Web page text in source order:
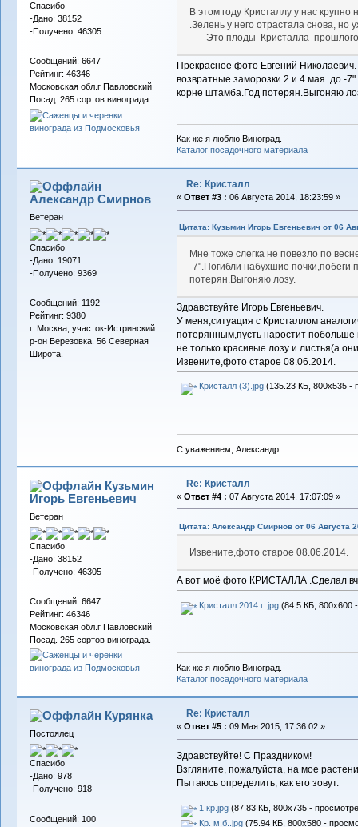
Спасибо
-Дано: 38152
-Получено: 46305
Сообщений: 6647
Рейтинг: 46346
Московская обл.г Павловский
Посад. 265 сортов винограда.
В этом году Кристаллу у нас
.Зелень у него отрастала снова, но
Это плоды Кристалла прошлого
Прекрасное фото Евгений
возвратные заморозки 2 и 4 мая. до -
корне штамба.Год потерян.Выгоняю
Как же я люблю Виноград.
Каталог посадочного материала
Александр Смирнов
Ветеран
Спасибо
-Дано: 19071
-Получено: 9369
Сообщений: 1192
Рейтинг: 9380
г. Москва, участок-Истринский
р-он Березовка. 56 Северная
Широта.
Re: Кристалл
« Ответ #3 : 06 Августа 2014, 18:23:59 »
Цитата: Кузьмин Игорь Евгеньевич от 06
Мне тоже слегка не повезло по
-7".Погибли набухшие
потерян.Выгоняю лозу.
Здравствуйте Игорь Евгеньевич.
У меня,ситуация с Кристаллом
потерянным,пусть наростит
не только красивые лозу и листья(а
Извените,фото старое 08.06.2014.
Кристалл (3).jpg(135.23 КБ, 800x535 -
С уважением, Александр.
Кузьмин
Игорь Евгеньевич
Ветеран
Спасибо
-Дано: 38152
-Получено: 46305
Сообщений: 6647
Рейтинг: 46346
Московская обл.г Павловский
Посад. 265 сортов винограда.
Re: Кристалл
« Ответ #4 : 07 Августа 2014, 17:07:09 »
Цитата: Александр Смирнов от 06 Августа
Извените,фото старое 08.06.2014.
А вот моё фото КРИСТАЛЛА .Сделал
Кристалл 2014 г..jpg(84.5 КБ, 800x600
Как же я люблю Виноград.
Каталог посадочного материала
Курянка
Постоялец
Спасибо
-Дано: 978
-Получено: 918
Сообщений: 100
Re: Кристалл
« Ответ #5 : 09 Мая 2015, 17:36:02 »
Здравствуйте! С Праздником!
Взгляните, пожалуйста, на мое
Пытаюсь определить, как его зовут.
1 кр.jpg(87.83 КБ, 800x735 -
Кр. м.б..jpg(75.94 КБ, 800x580 -